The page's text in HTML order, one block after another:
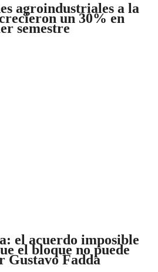
agroindustriales a la
un 30% en
semestre
el acuerdo imposible
el bloque no puede
Gustavo Fadda